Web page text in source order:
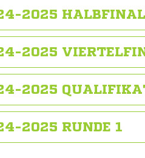
2025
2025
2025
2025 RUNDE 1